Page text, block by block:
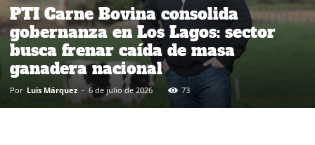
PTI Carne Bovina consolida
gobernanza en Los Lagos: sector
busca frenar caída de masa
ganadera nacional
Por Luis Márquez - 6 de julio de 2026 73